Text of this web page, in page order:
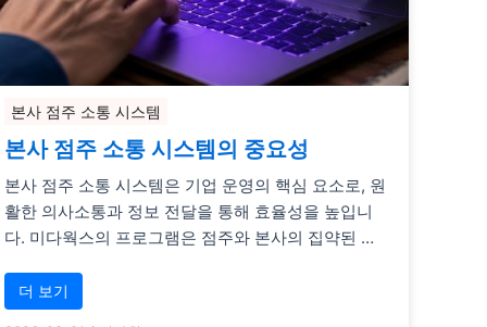
본사 점주 소통 시스템
본사 점주 소통 시스템의 중요성
본사 점주 소통 시스템은 기업 운영의 핵심 요소로, 원
활한 의사소통과 정보 전달을 통해 효율성을 높입니
다. 미다웍스의 프로그램은 점주와 본사의 집약된 …
더 보기